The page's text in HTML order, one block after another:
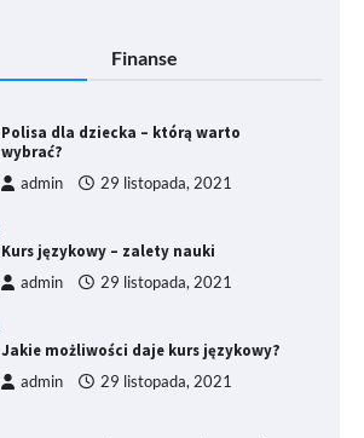
Finanse
Polisa dla dziecka – którą warto
wybrać?
admin 29 listopada, 2021
Kurs językowy – zalety nauki
admin 29 listopada, 2021
Jakie możliwości daje kurs językowy?
admin 29 listopada, 2021